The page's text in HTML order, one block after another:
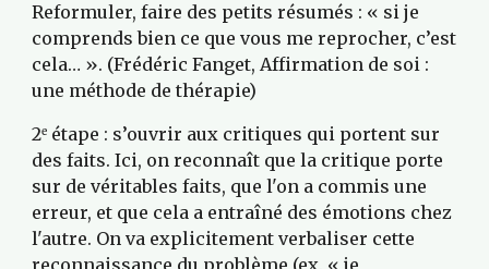
Reformuler, faire des petits résumés : « si je
comprends bien ce que vous me reprocher, c’est
cela… ». (Frédéric Fanget, Affirmation de soi :
une méthode de thérapie)
2e étape : s’ouvrir aux critiques qui portent sur
des faits. Ici, on reconnaît que la critique porte
sur de véritables faits, que l'on a commis une
erreur, et que cela a entraîné des émotions chez
l'autre. On va explicitement verbaliser cette
reconnaissance du problème (ex, « je